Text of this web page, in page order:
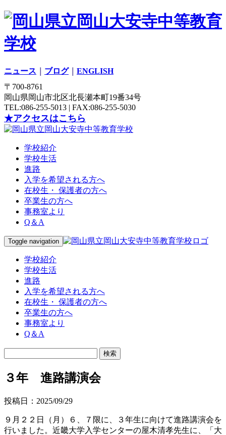
ニュース ブログ｜ ENGLISH
〒700-8761
岡山県岡山市北区北長瀬本町19番34号
TEL:086-255-5013 | FAX:086-255-5030
★アクセスはこちら
学校紹介
学校生活
進路
入学を希望される方へ
在校生・ 保護者の方へ
卒業生の方へ
事務室より
Q＆A
Toggle navigation
学校紹介
学校生活
進路
入学を希望される方へ
在校生・ 保護者の方へ
卒業生の方へ
事務室より
Q＆A
３年 進路講演会
投稿日：2025/09/29
９月２２日（月）６、７限に、３年生に向けて進路講演会を
行いました。近畿大学入学センターの屋木清孝先生に、「大